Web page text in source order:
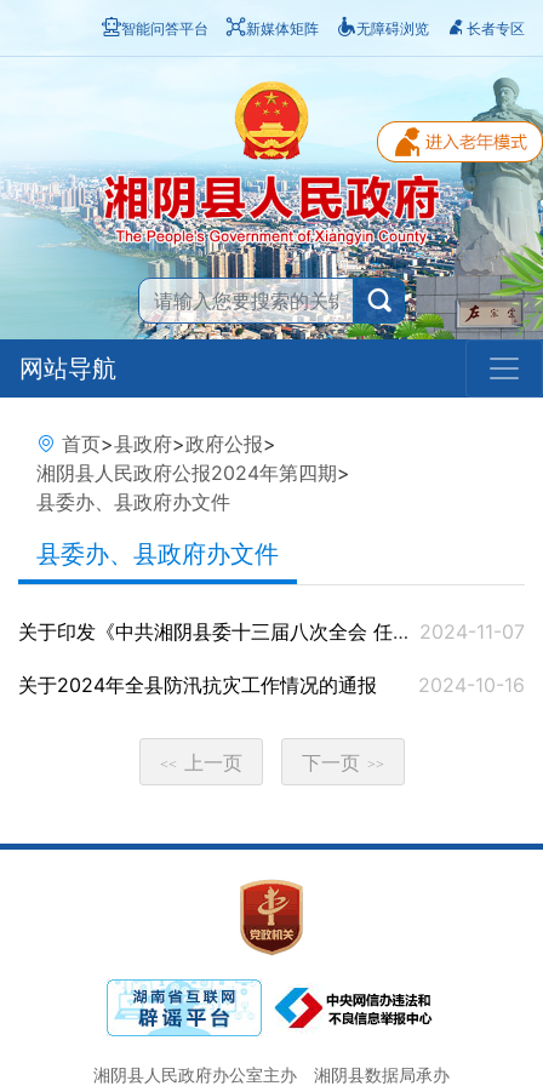
智能问答平台 新媒体矩阵 无障碍浏览 长者专区
网站导航
首页>县政府>政府公报>
湘阴县人民政府公报2024年第四期>
县委办、县政府办文件
县委办、县政府办文件
关于印发《中共湘阴县委十三届八次全会 任务分解表》的通知 2024-11-07
关于2024年全县防汛抗灾工作情况的通报 2024-10-16
<< 上一页 下一页 >>
湘阴县人民政府办公室主办 湘阴县数据局承办